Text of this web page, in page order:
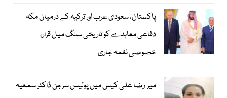
پاکستان، سعودی عرب اور ترکیہ کے درمیان مکہ
دفاعی معاہدے کو تاریخی سنگ میل قرار،
خصوصی نغمہ جاری
میر رضا علی کیس میں پولیس سرجن ڈاکٹر سمعیہ